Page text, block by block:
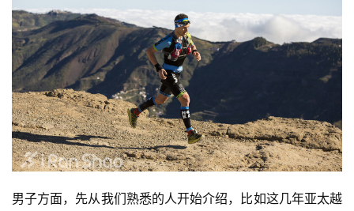
男子方面，先从我们熟悉的人开始介绍，比如这几年亚太越